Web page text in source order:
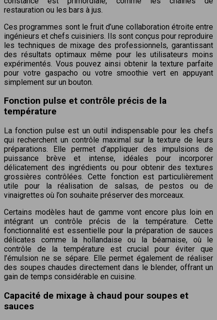
restauration ou les bars à jus.
Ces programmes sont le fruit d’une collaboration étroite entre
ingénieurs et chefs cuisiniers. Ils sont conçus pour reproduire
les techniques de mixage des professionnels, garantissant
des résultats optimaux même pour les utilisateurs moins
expérimentés. Vous pouvez ainsi obtenir la texture parfaite
pour votre gaspacho ou votre smoothie vert en appuyant
simplement sur un bouton.
Fonction pulse et contrôle précis de la
température
La fonction pulse est un outil indispensable pour les chefs
qui recherchent un contrôle maximal sur la texture de leurs
préparations. Elle permet d’appliquer des impulsions de
puissance brève et intense, idéales pour incorporer
délicatement des ingrédients ou pour obtenir des textures
grossières contrôlées. Cette fonction est particulièrement
utile pour la réalisation de salsas, de pestos ou de
vinaigrettes où l’on souhaite préserver des morceaux.
Certains modèles haut de gamme vont encore plus loin en
intégrant un contrôle précis de la température. Cette
fonctionnalité est essentielle pour la préparation de sauces
délicates comme la hollandaise ou la béarnaise, où le
contrôle de la température est crucial pour éviter que
l’émulsion ne se sépare. Elle permet également de réaliser
des soupes chaudes directement dans le blender, offrant un
gain de temps considérable en cuisine.
Capacité de mixage à chaud pour soupes et
sauces